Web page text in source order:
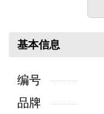
基本信息
编号
品牌